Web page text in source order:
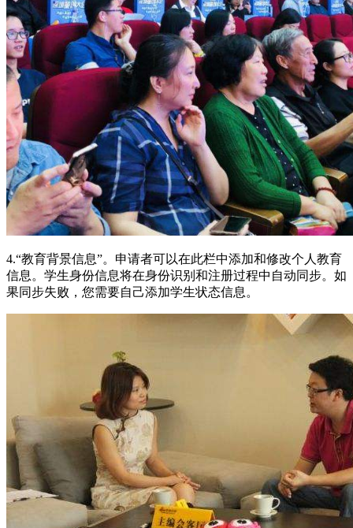
4.“教育背景信息”。申请者可以在此栏中添加和修改个人教育
信息。学生身份信息将在身份识别和注册过程中自动同步。如
果同步失败，您需要自己添加学生状态信息。